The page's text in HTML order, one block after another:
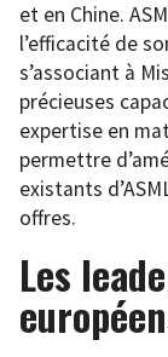
et en Chine.
l’efficacité de
s’associant à
précieuses
expertise en
permettre
existants
offres.
Les